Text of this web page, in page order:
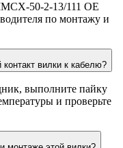
50-2-13/111 OE
по монтажу и
вилки к кабелю?
выполните пайку
и проверьте